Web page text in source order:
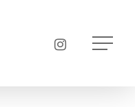
instagramMenu